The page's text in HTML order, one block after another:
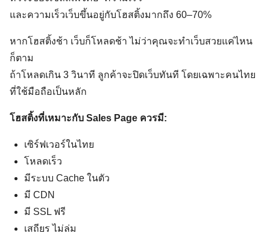
และความเร็วเว็บขึ้นอยู่กับโฮสติ้งมากถึง 60–70%
หากโฮสติ้งช้า เว็บก็โหลดช้า ไม่ว่าคุณจะทำเว็บสวยแค่ไหน
ก็ตาม
ถ้าโหลดเกิน 3 วินาที ลูกค้าจะปิดเว็บทันที โดยเฉพาะคนไทย
ที่ใช้มือถือเป็นหลัก
โฮสติ้งที่เหมาะกับ Sales Page ควรมี:
เซิร์ฟเวอร์ในไทย
โหลดเร็ว
มีระบบ Cache ในตัว
มี CDN
มี SSL ฟรี
เสถียร ไม่ล่ม